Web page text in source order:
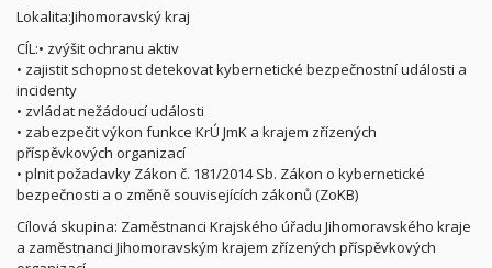
Lokalita:Jihomoravský kraj
CÍL:• zvýšit ochranu aktiv
• zajistit schopnost detekovat kybernetické bezpečnostní události a
incidenty
• zvládat nežádoucí události
• zabezpečit výkon funkce KrÚ JmK a krajem zřízených
příspěvkových organizací
• plnit požadavky Zákon č. 181/2014 Sb. Zákon o kybernetické
bezpečnosti a o změně souvisejících zákonů (ZoKB)
Cílová skupina: Zaměstnanci Krajského úřadu Jihomoravského kraje
a zaměstnanci Jihomoravským krajem zřízených příspěvkových